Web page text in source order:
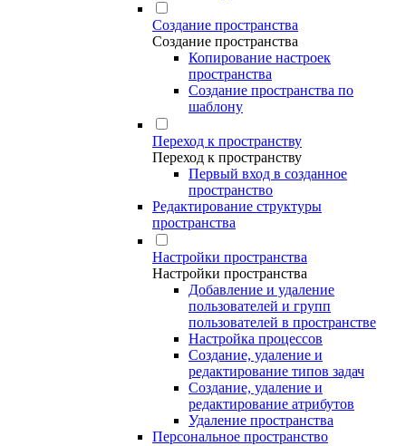
Создание пространства
Создание пространства
Копирование настроек
пространства
Создание пространства по
шаблону
Переход к пространству
Переход к пространству
Первый вход в созданное
пространство
Редактирование структуры
пространства
Настройки пространства
Настройки пространства
Добавление и удаление
пользователей и групп
пользователей в пространстве
Настройка процессов
Создание, удаление и
редактирование типов задач
Создание, удаление и
редактирование атрибутов
Удаление пространства
Персональное пространство